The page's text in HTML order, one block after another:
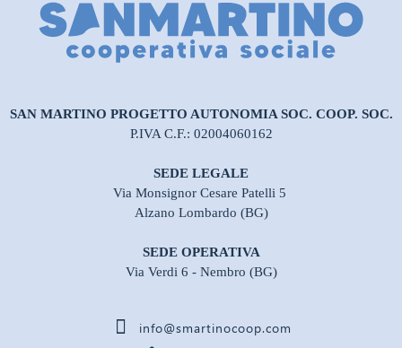
SAN MARTINO PROGETTO AUTONOMIA SOC. COOP. SOC.
P.IVA C.F.: 02004060162
SEDE LEGALE
Via Monsignor Cesare Patelli 5
Alzano Lombardo (BG)
SEDE OPERATIVA
Via Verdi 6 - Nembro (BG)
info@smartinocoop.com